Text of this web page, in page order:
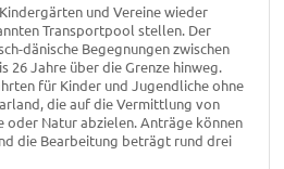
und Vereine wieder
Transportpool stellen. Der
dänische Begegnungen zwischen
26 Jahre über die Grenze hinweg.
für Kinder und Jugendliche ohne
die auf die Vermittlung von
oder Natur abzielen. Anträge können
die Bearbeitung beträgt rund drei